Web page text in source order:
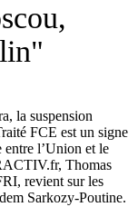
la suspension
FCE est un signe
entre l’Union et le
Thomas
revient sur les
Sarkozy-Poutine.